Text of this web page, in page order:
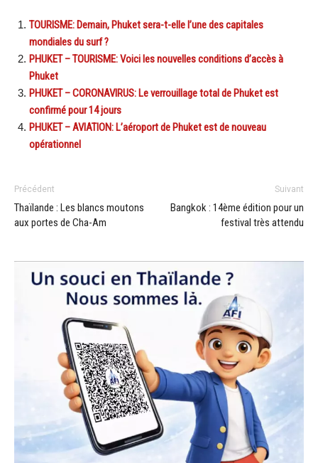
TOURISME: Demain, Phuket sera-t-elle l’une des capitales
mondiales du surf ?
PHUKET – TOURISME: Voici les nouvelles conditions d’accès à
Phuket
PHUKET – CORONAVIRUS: Le verrouillage total de Phuket est
confirmé pour 14 jours
PHUKET – AVIATION: L’aéroport de Phuket est de nouveau
opérationnel
Précédent
Thaïlande : Les blancs moutons
aux portes de Cha-Am
Suivant
Bangkok : 14ème édition pour un
festival très attendu